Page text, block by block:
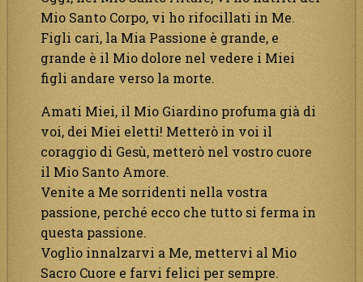
Mio Santo Corpo, vi ho rifocillati in Me.
Figli cari, la Mia Passione è grande, e
grande è il Mio dolore nel vedere i Miei
figli andare verso la morte.
Amati Miei, il Mio Giardino profuma già di
voi, dei Miei eletti! Metterò in voi il
coraggio di Gesù, metterò nel vostro cuore
il Mio Santo Amore.
Venite a Me sorridenti nella vostra
passione, perché ecco che tutto si ferma in
questa passione.
Voglio innalzarvi a Me, mettervi al Mio
Sacro Cuore e farvi felici per sempre.